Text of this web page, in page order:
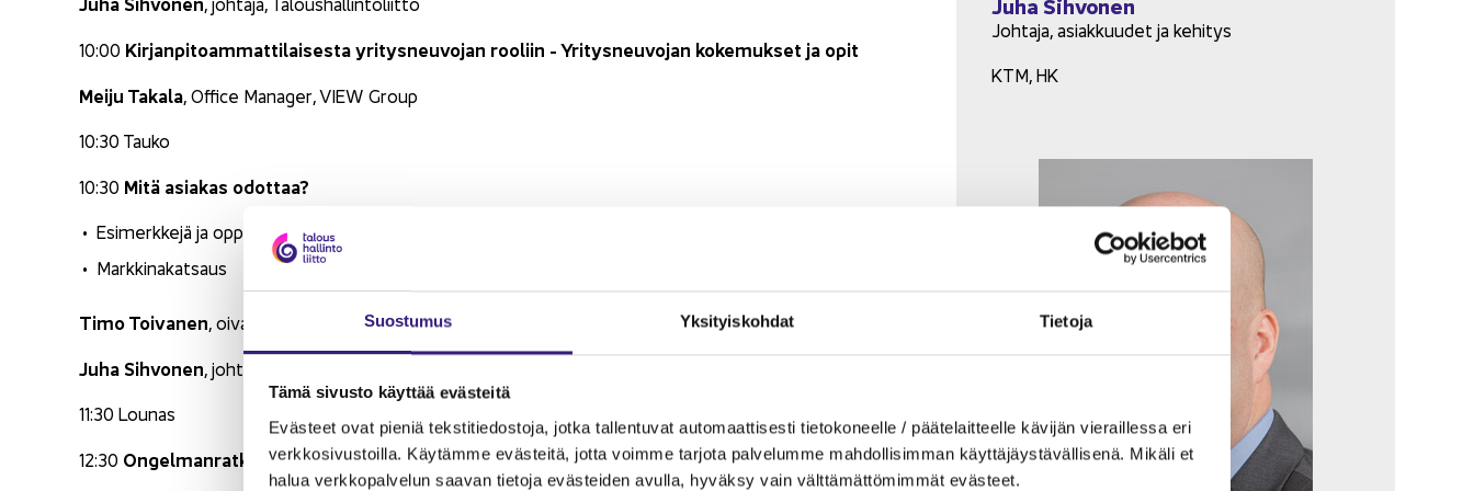
Suos­tu­mus Yk­si­tyis­koh­dat Tie­to­ja
Tämä si­vus­to käyt­tää eväs­tei­tä
Eväs­teet ovat pie­niä teks­ti­tie­dos­to­ja, jotka tal­len­tu­vat au­to­maat­ti­ses­ti tie­to­ko­neel­le / pää­te­lait­teel­le kä­vi­jän vie­rail­les­sa eri
verk­ko­si­vus­toil­la. Käy­täm­me eväs­tei­tä, jotta voim­me tar­jo­ta pal­ve­lum­me mah­dol­li­sim­man käyt­tä­jäys­tä­väl­li­se­nä. Mi­kä­li et
halua verk­ko­pal­ve­lun saa­van tie­to­ja eväs­tei­den avul­la, hy­väk­sy vain vält­tä­mät­tö­mim­mät eväs­teet.
10:00 Kir­jan­pi­toam­mat­ti­lai­ses­ta yri­tys­neu­vo­jan roo­liin - Yri­tys­neu­vo­jan ko­ke­muk­set ja opit
Meiju Ta­ka­la, Of­fice Ma­na­ger, VIEW Group
10:30 Tauko
10:30 Mitä asia­kas odot­taa?
Esi­merk­ke­jä ja op­pe­ja
Mark­ki­na­kat­saus
Timo Toi­va­nen, oi­val­lut­ta­ja, yri­tys­val­men­ta­ja
Juha Sih­vo­nen, joh­ta­ja, Ta­lous­hal­lin­to­liit­to
11:30 Lou­nas
12:30 On­gel­man­rat­kai­sukli­nik­ka – käy­tän­nön ti­lan­tei­ta ja rat­kai­su­ja
Joh­ta­ja, asiak­kuu­det ja ke­hi­tys
KTM, HK